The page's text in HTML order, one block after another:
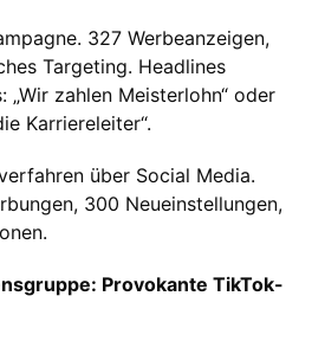
327 Werbeanzeigen,
Targeting. Headlines
„Wir zahlen Meisterlohn“ oder
Karriereleiter“.
über Social Media.
300 Neueinstellungen,
Provokante TikTok-